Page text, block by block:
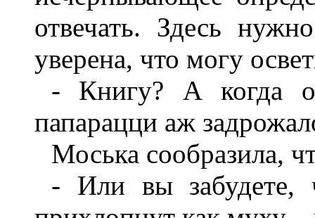
отвечать. Здесь
уверена, что могу
- Книгу? А когда
папарацци аж
Моська сообразила,
- Или вы забудете,